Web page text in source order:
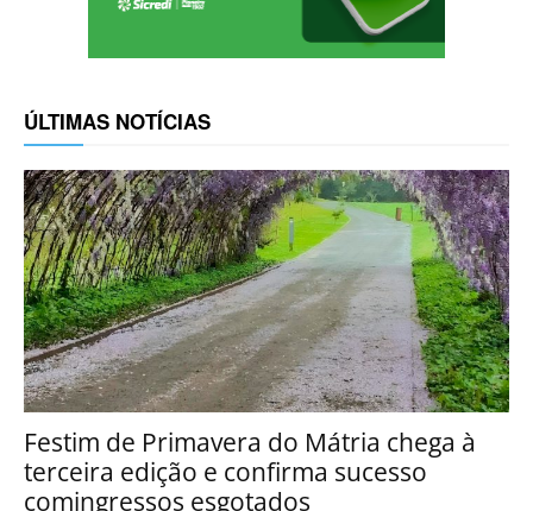
ÚLTIMAS NOTÍCIAS
Festim de Primavera do Mátria chega à
terceira edição e confirma sucesso
comingressos esgotados